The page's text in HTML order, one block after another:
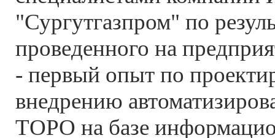
"Сургутгазпром" по
проведенного на
- первый опыт по
внедрению
ТОРО на базе